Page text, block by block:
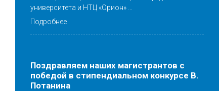
университета и НТЦ «Орион» …
Подробнее
Поздравляем наших магистрантов с
победой в стипендиальном конкурсе В.
Потанина